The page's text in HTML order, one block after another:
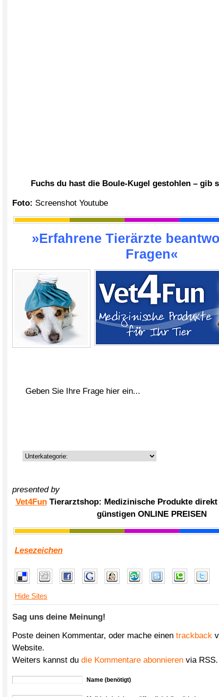
Fuchs du hast die Boule-Kugel gestohlen – gib
Foto: Screenshot Youtube
»Erfahrene Tierärzte
Fragen«
presented by
Vet4Fun Tierarztshop: Medizinische Produkte
günstigen ONLINE PREISEN
Lesezeichen
Hide Sites
Sag uns deine Meinung!
Poste deinen Kommentar, oder mache einen trackback
Website.
Weiters kannst du die Kommentare abonnieren via RSS.
Name (benötigt)